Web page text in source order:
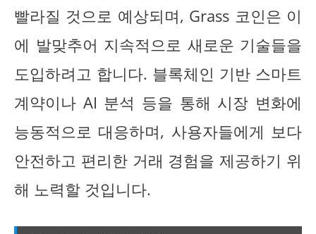
빨라질 것으로 예상되며, Grass 코인은 이
에 발맞추어 지속적으로 새로운 기술들을
도입하려고 합니다. 블록체인 기반 스마트
계약이나 AI 분석 등을 통해 시장 변화에
능동적으로 대응하며, 사용자들에게 보다
안전하고 편리한 거래 경험을 제공하기 위
해 노력할 것입니다.